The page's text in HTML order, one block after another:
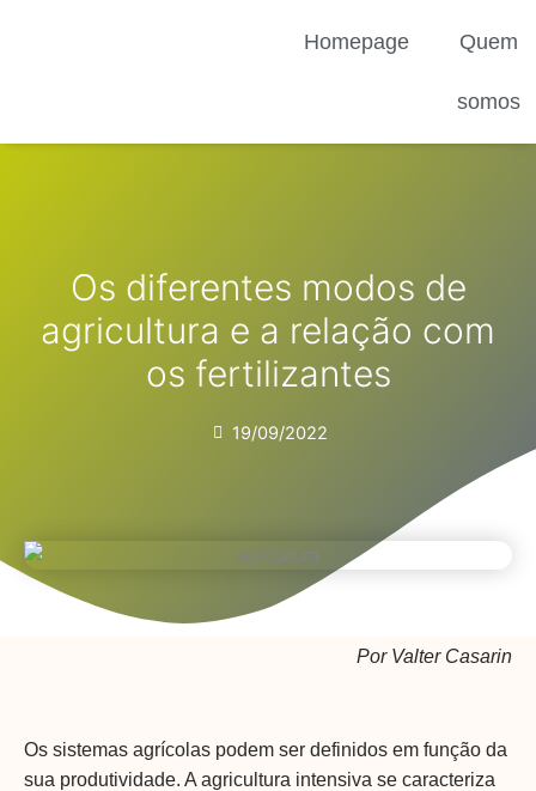
Homepage Quem
somos
Os diferentes modos de
agricultura e a relação com
os fertilizantes
19/09/2022
Por Valter Casarin
Os sistemas agrícolas podem ser definidos em função da
sua produtividade. A agricultura intensiva se caracteriza